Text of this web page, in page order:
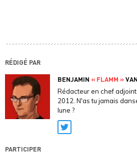
RÉDIGÉ PAR
BENJAMIN « FLAMM »
Rédacteur en chef
2012. N'as tu jamais
lune ?
Twitter
PARTICIPER